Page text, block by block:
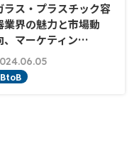
ラス・プラスチック容
業界の魅力と市場動
、マーケティン…
BtoB